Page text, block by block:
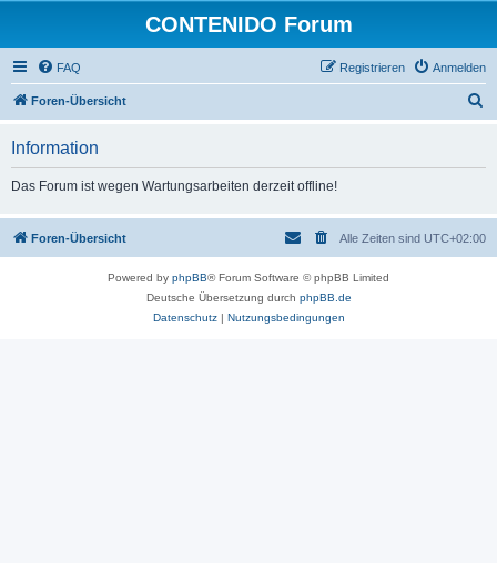
CONTENIDO Forum
FAQ Anmelden
Registrieren
Foren-Übersicht
Information
Das Forum ist wegen Wartungsarbeiten derzeit offline!
Foren-Übersicht Alle Zeiten sind UTC+02:00
Powered by phpBB® Forum Software © phpBB Limited
Deutsche Übersetzung durch phpBB.de
Datenschutz| Nutzungsbedingungen